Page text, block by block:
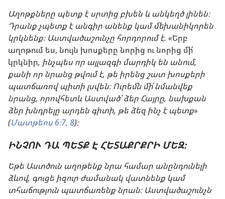
Աղոթքները պետք է սրտից բխեն և անկեղծ լինեն։
Դրանք չպետք է անգիր անենք կամ մեխանիկորեն
կրկնենք։ Աստվածաշունչը հորդորում է. «Երբ
աղոթում ես, նույն խոսքերը նորից ու նորից մի՛
կրկնիր, ինչպես որ այլազգի մարդիկ են անում,
քանի որ նրանց թվում է, թե իրենց շատ խոսքերի
պատճառով պիտի լսվեն։ Ուրեմն մի՛ նմանվեք
նրանց, որովհետև Աստված՝ ձեր Հայրը, նախքան
ձեր խնդրելը արդեն գիտի, թե ձեզ ինչ է պետք»
(Մատթեոս 6։7, 8)։
ԻՆՉՈՒ ԴԱ ՊԵՏՔ Է ՀԵՏԱՔՐՔՐԻ ՄԵԶ։
Եթե Աստծուն աղոթենք նրա համար անընդունելի
ձևով, գուցե իզուր ժամանակ վատնենք կամ
տհաճություն պատճառենք նրան։ Աստվածաշունչն